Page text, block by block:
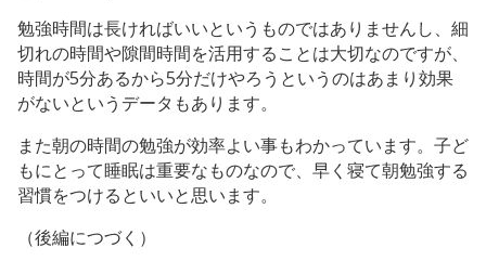
勉強時間は長ければいいというものではありませんし、細
切れの時間や隙間時間を活用することは大切なのですが、
時間が5分あるから5分だけやろうというのはあまり効果
がないというデータもあります。
また朝の時間の勉強が効率よい事もわかっています。子ど
もにとって睡眠は重要なものなので、早く寝て朝勉強する
習慣をつけるといいと思います。
（後編につづく）